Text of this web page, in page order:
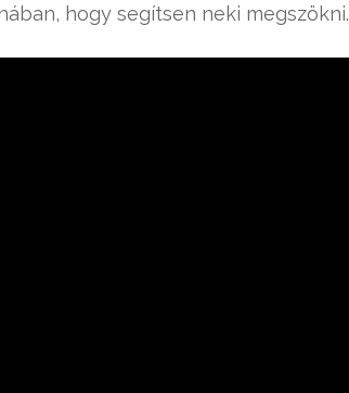
hogy segítsen neki megszökni.